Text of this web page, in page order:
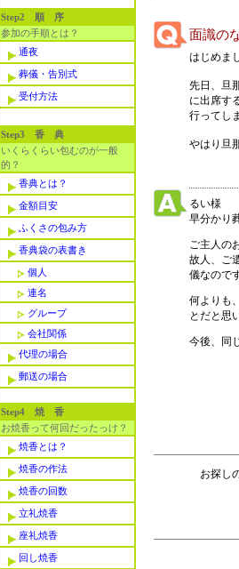
Step2 順 序
参加の手順とは？
通夜
葬儀・告別式
受付方法
Step3 香 典
いくらくらい包むのが一般
的？
香典とは？
金額目安
ふくさの包み方
香典袋の表書き
個人
連名
グループ
会社関係
代理の場合
郵送の場合
Step4 焼 香
お焼香って何回だったっけ？
焼香とは？
焼香の作法
焼香の回数
立礼焼香
座礼焼香
回し焼香
面識の
はじめま
先日、旦
に出席す
行ってし
やはり旦
るい様
早分かり
ご主人の
故人、ご
儀なので
何よりも
とだと思
今後、同
お探し